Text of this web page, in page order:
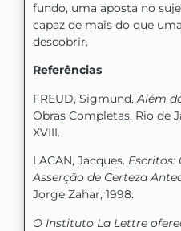
fundo, uma aposta no
capaz de mais do que
descobrir.
Referências
FREUD, Sigmund.Além
Obras Completas. Rio de
XVIII.
LACAN, Jacques. Escritos:
Asserção de Certeza
Jorge Zahar, 1998.
O Instituto La Lettre